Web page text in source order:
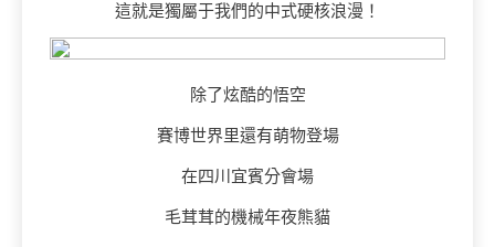
這就是獨屬于我們的中式硬核浪漫！
除了炫酷的悟空
賽博世界里還有萌物登場
在四川宜賓分會場
毛茸茸的機械年夜熊貓